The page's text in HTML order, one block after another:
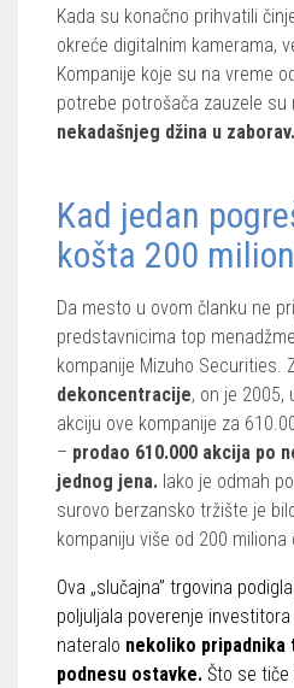
Kada su konačno prihvatili
okreće digitalnim kamerama,
Kompanije koje su na vreme
potrebe potrošača zauzele su
nekadašnjeg džina u zaborav.
Kad jedan
košta 200
Da mesto u ovom članku ne
predstavnicima top
kompanije Mizuho Securities.
dekoncentracije, on je 2005,
akciju ove kompanije za
– prodao 610.000 akcija po
jednog jena. Iako je odmah
surovo berzansko tržište je
kompaniju više od 200 miliona
Ova „slučajna” trgovina
poljuljala poverenje investitora
nateralo nekoliko pripadnika
podnesu ostavke. Što se tiče